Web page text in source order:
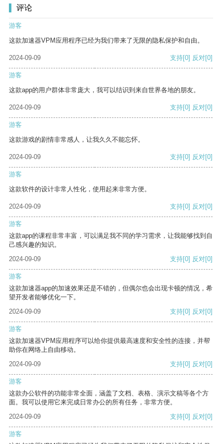
评论
游客
这款加速器VPM应用程序已经为我们带来了无限的隐私保护和自由。
2024-09-09 支持[0] 反对[0]
游客
这款app的用户群体非常庞大，我可以结识到来自世界各地的朋友。
2024-09-09 支持[0] 反对[0]
游客
这款游戏的剧情非常感人，让我久久不能忘怀。
2024-09-09 支持[0] 反对[0]
游客
这款软件的设计非常人性化，使用起来非常方便。
2024-09-09 支持[0] 反对[0]
游客
这款app的课程非常丰富，可以满足我不同的学习需求，让我能够找到自
己感兴趣的知识。
2024-09-09
支持[0] 反对[0]
游客
这款加速器app的加速效果还是不错的，但偶尔也会出现卡顿的情况，希
望开发者能够优化一下。
2024-09-09
支持[0] 反对[0]
游客
这款加速器VPM应用程序可以给你提供最高速度和安全性的连接，并帮
助你在网络上自由移动。
2024-09-09
支持[0] 反对[0]
游客
这款办公软件的功能非常全面，涵盖了文档、表格、演示文稿等各个方
面。我可以使用它来完成日常办公的所有任务，非常方便。
2024-09-09
支持[0] 反对[0]
游客